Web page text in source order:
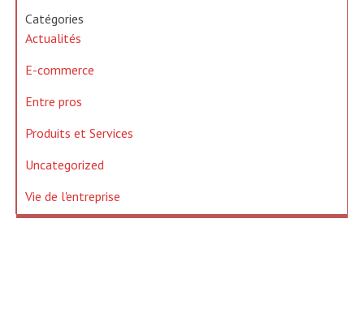
Catégories
Actualités
E-commerce
Entre pros
Produits et Services
Uncategorized
Vie de l'entreprise